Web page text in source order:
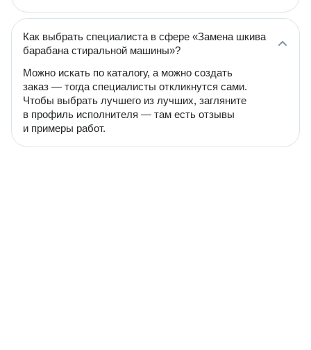
Как выбрать специалиста в сфере «Замена шкива
барабана стиральной машины»?
Можно искать по каталогу, а можно создать
заказ — тогда специалисты откликнутся сами.
Чтобы выбрать лучшего из лучших, загляните
в профиль исполнителя — там есть отзывы
и примеры работ.